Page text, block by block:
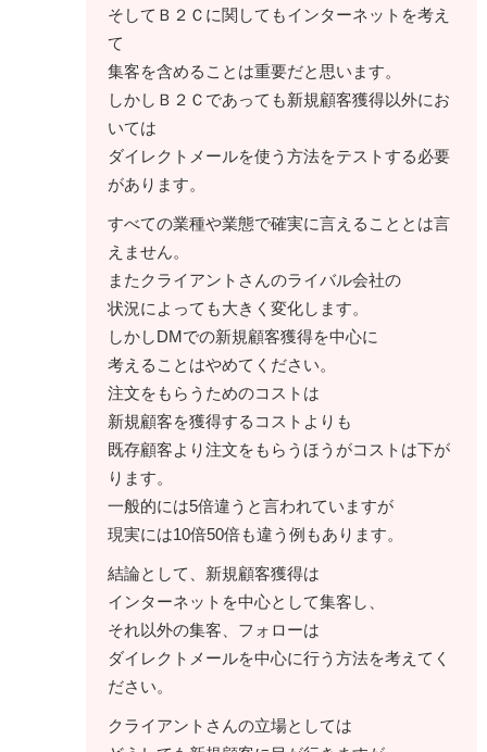
そしてＢ２Ｃに関してもインターネットを考え
て
集客を含めることは重要だと思います。
しかしＢ２Ｃであっても新規顧客獲得以外にお
いては
ダイレクトメールを使う方法をテストする必要
があります。
すべての業種や業態で確実に言えることとは言
えません。
またクライアントさんのライバル会社の
状況によっても大きく変化します。
しかしDMでの新規顧客獲得を中心に
考えることはやめてください。
注文をもらうためのコストは
新規顧客を獲得するコストよりも
既存顧客より注文をもらうほうがコストは下が
ります。
一般的には5倍違うと言われていますが
現実には10倍50倍も違う例もあります。
結論として、新規顧客獲得は
インターネットを中心として集客し、
それ以外の集客、フォローは
ダイレクトメールを中心に行う方法を考えてく
ださい。
クライアントさんの立場としては